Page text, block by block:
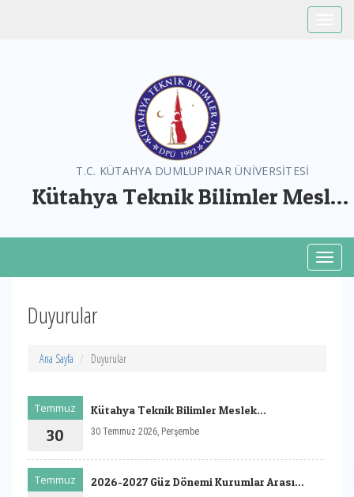
T.C. KÜTAHYA DUMLUPINAR ÜNİVERSİTESİ
Kütahya Teknik Bilimler Meslek
Duyurular
Ana Sayfa Duyurular
Temmuz
30
Kütahya Teknik Bilimler Meslek
30 Temmuz 2026, Perşembe
Temmuz
2026-2027 Güz Dönemi Kurumlar Arası